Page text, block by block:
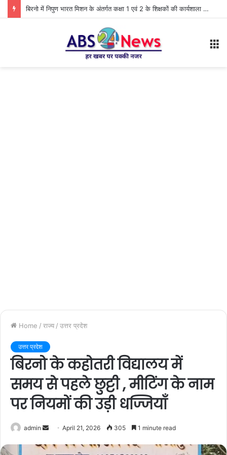
बिरनो में निपुण भारत मिशन के अंतर्गत कक्षा 1 एवं 2 के शिक्षकों की कार्यशाला आयोजित
Home / राज्य / उत्तर प्रदेश
उत्तर प्रदेश
बिरनो के कहोतरी विद्यालय में
समय से पहले छुट्टी , मीटिंग के नाम
पर नियमों की उड़ी धज्जियाँ
admin
n
April 21, 2026 305 1 minute read